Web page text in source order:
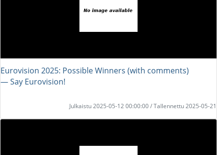
Eurovision 2025: Possible Winners (with comments)
― Say Eurovision!
Julkaistu 2025-05-12 00:00:00 / Tallennettu 2025-05-21